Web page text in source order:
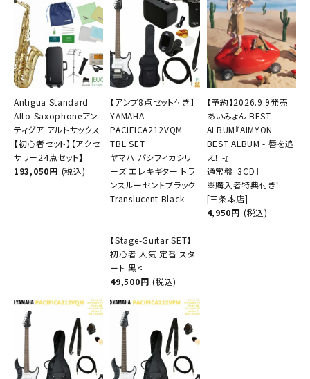
Antigua Standard
Alto Saxophoneアン
ティグア アルトサックス
【初心者セット】【アクセ
サリー24点セット】
193,050円 (税込)
【アンプ8点セット付き】
YAMAHA
PACIFICA212VQM
TBL SET
ヤマハ パシフィカシリ
ーズ エレキギター トラ
ンスルーセントブラック
Translucent Black
【Stage-Guitar SET】
初心者 人気 定番 スタ
ート 黒<
49,500円 (税込)
【予約】2026.9.9発売
あいみょん BEST
ALBUM『AIMYON
BEST ALBUM - 唇を追
え！ -』
通常盤［3CD］
※購入者特典付き！
[三条本店]
4,950円 (税込)